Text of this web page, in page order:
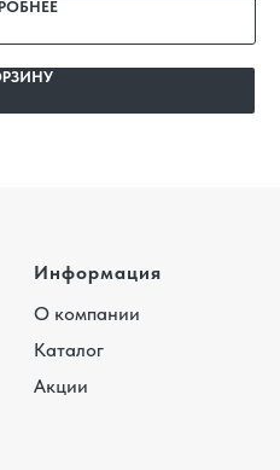
Информация
О компании
Каталог
Акции